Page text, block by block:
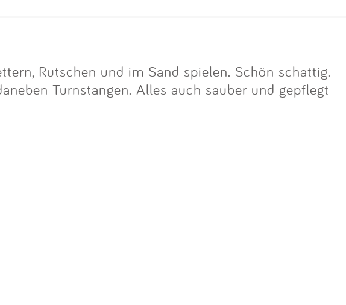
Rutschen und im Sand spielen. Schön schattig.
Turnstangen. Alles auch sauber und gepflegt